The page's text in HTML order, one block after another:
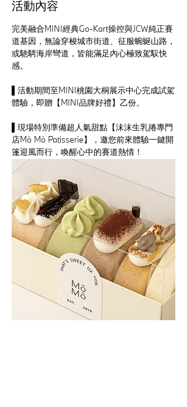
活動內容
完美融合MINI經典Go-Kart操控與JCW純正賽
道基因，無論穿梭城市街道、征服蜿蜒山路，
或馳騁海岸彎道，皆能滿足內心極致駕馭快
感。
▌活動期間至MINI桃園大桐展示中心完成試駕
體驗，即贈【MINI品牌好禮】乙份。
▌現場特別準備超人氣甜點【沫沫生乳捲專門
店Mò Mò Patisserie】，邀您前來體驗一鍵開
篷迎風而行，喚醒心中的賽道熱情！